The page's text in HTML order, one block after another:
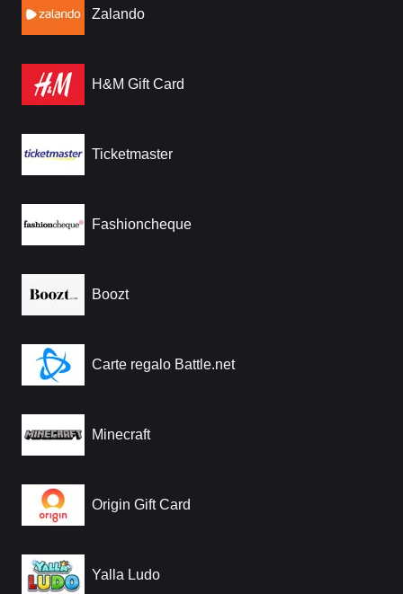
Zalando
H&M Gift Card
Ticketmaster
Fashioncheque
Boozt
Carte regalo Battle.net
Minecraft
Origin Gift Card
Yalla Ludo